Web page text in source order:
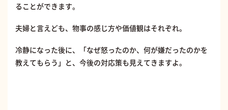
ることができます。
夫婦と言えども、物事の感じ方や価値観はそれぞれ。
冷静になった後に、「なぜ怒ったのか、何が嫌だったのかを
教えてもらう」と、今後の対応策も見えてきますよ。